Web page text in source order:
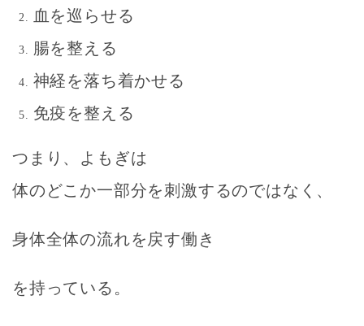
血を巡らせる
腸を整える
神経を落ち着かせる
免疫を整える
つまり、よもぎは
体のどこか一部分を刺激するのではなく、
身体全体の流れを戻す働き
を持っている。